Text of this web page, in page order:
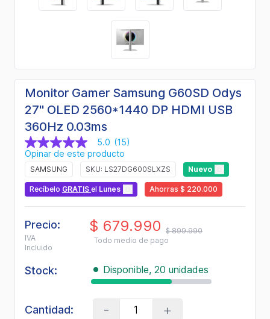
Monitor Gamer Samsung G60SD Odys
27" OLED 2560*1440 DP HDMI USB
360Hz 0.03ms
5.0
de
5
estrellas,
valor
medio
de
Read
15
Reviews.
Enlace
la
5.0 (15)
Opinar de este producto
SAMSUNG SKU: LS27DG600SLXZS Nuevo
Recíbelo GRATIS el Lunes Ahorras $ 220.000
Precio:
IVA
Incluido
$ 679.990 $ 899.990
Todo medio de pago
Stock: Disponible, 20 unidades
Cantidad: - +